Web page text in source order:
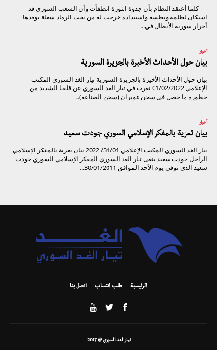
كلما أعتقد النظام بأن جذوة الثورة انطفأت وأن الشعب السوري قد
استكان لظلمه وبطشه واستبداده خرجت له من تحت الرماد شعلة يوقدها
أحرار سورية الأبطال في...
أخبار
بيان حول الأحداث الأخيرة بالجزيرة السورية
بيان حول الأحداث الأخيرة بالجزيرة السورية تيار الغد السوري المكتب
الإعلامي 01/02/2022 نعرب في تيار الغد السوري عن قلقنا الشديد من
خطورة ما حصل في سجن غويران (سجن الصناعة)...
أخبار
بيان تعزية بالمفكر الإسلامي السوري جودت سعيد
تيار الغد السوري المكتب الإعلامي 31/01/ 2022 بيان تعزية بالمفكر الإسلامي
الراحل جودت سعيد ينعى تيار الغد السوري المفكر الإسلامي السوري جودت
سعيد الذي توفي يوم الأحد الموافق 30/01/2011...
الرئيسية طلب انتساب اتصل بنا
تيار الغد السوري @ 2017